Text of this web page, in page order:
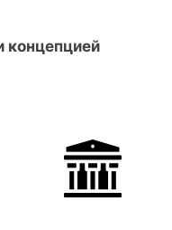
концепцией